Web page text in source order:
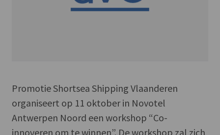
Promotie Shortsea Shipping Vlaanderen
organiseert op 11 oktober in Novotel
Antwerpen Noord een workshop “Co-
innoveren om te winnen”. De workshop zal zich